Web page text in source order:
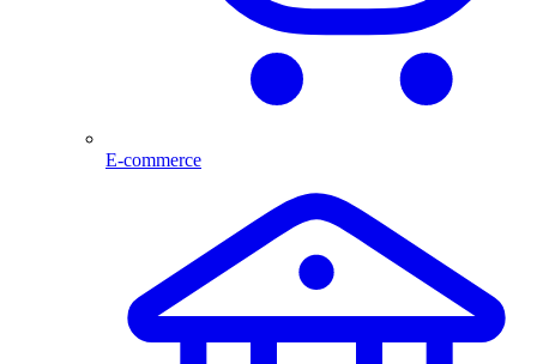
E-commerce